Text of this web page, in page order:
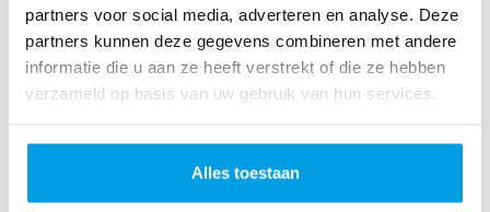
partners voor social media, adverteren en analyse. Deze
partners kunnen deze gegevens combineren met andere
informatie die u aan ze heeft verstrekt of die ze hebben
verzameld op basis van uw gebruik van hun services.
Alles toestaan